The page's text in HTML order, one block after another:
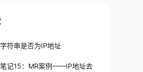
符串是否为IP地址
记15：MR案例——IP地址去